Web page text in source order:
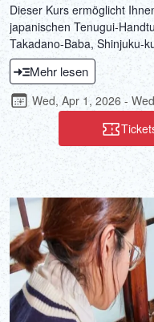
Dieser Kurs ermöglicht
japanischen Tenugui-
Takadano-Baba, Shinjuku-
gestalten Ihr Wunschmotiv
Hiki-Zome-Technik, bei der
gefärbt wird. Sowohl das
Umgebung sind für ein
Das Erlebnis, Stoff in einer
die noch immer den Geist
Mehr lesen
Wed, Apr 1, 2026 -